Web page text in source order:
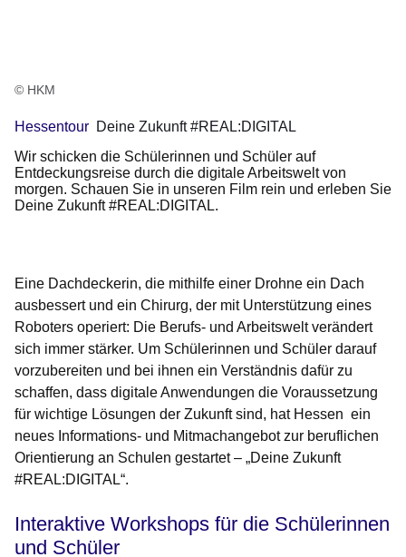
© HKM
Hessentour Deine Zukunft #REAL:DIGITAL
Wir schicken die Schülerinnen und Schüler auf
Entdeckungsreise durch die digitale Arbeitswelt von
morgen. Schauen Sie in unseren Film rein und erleben Sie
Deine Zukunft #REAL:DIGITAL.
Eine Dachdeckerin, die mithilfe einer Drohne ein Dach
ausbessert und ein Chirurg, der mit Unterstützung eines
Roboters operiert: Die Berufs- und Arbeitswelt verändert
sich immer stärker. Um Schülerinnen und Schüler darauf
vorzubereiten und bei ihnen ein Verständnis dafür zu
schaffen, dass digitale Anwendungen die Voraussetzung
für wichtige Lösungen der Zukunft sind, hat Hessen ein
neues Informations- und Mitmachangebot zur beruflichen
Orientierung an Schulen gestartet – „Deine Zukunft
#REAL:DIGITAL“.
Interaktive Workshops für die Schülerinnen
und Schüler